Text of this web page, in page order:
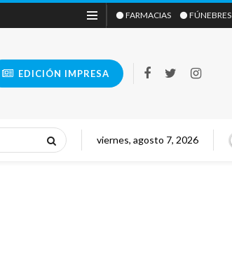
⚫ FARMACIAS ⚫ FÚNEBRES
EDICIÓN IMPRESA
viernes, agosto 7, 2026